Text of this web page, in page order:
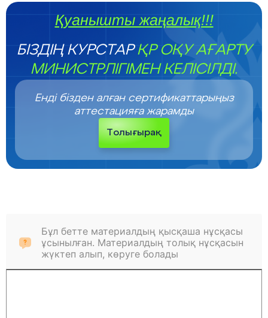
Қуанышты жаңалық!!!
БІЗДІҢ КУРСТАРҚР ОҚУ АҒАРТУ
МИНИСТРЛІГІМЕН КЕЛІСІЛДІ.
Енді бізден алған сертификаттарыңыз
аттестацияға жарамды
Толығырақ
Бұл бетте материалдың қысқаша нұсқасы
ұсынылған. Материалдың толық нұсқасын
жүктеп алып, көруге болады